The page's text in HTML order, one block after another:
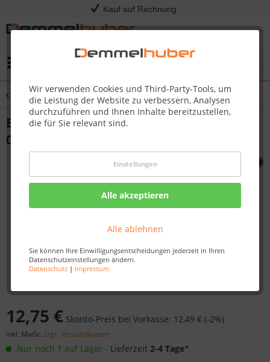
Kauf auf Rechnung
Wir verwenden Cookies und Third-Party-Tools, um
die Leistung der Website zu verbessern, Analysen
durchzuführen und Ihnen Inhalte bereitzustellen,
die für Sie relevant sind.
Einstellungen
Alle akzeptieren
Alle ablehnen
Sie können Ihre Einwilligungsentscheidungen jederzeit in Ihren
Datenschutzeinstellungen ändern.
Datenschutz| Impressum
Übersicht T495
BRACKET SHELF SFTY LOCK ASSY #Z010-
0028
12,75 € Skonto-Preis bei Vorkasse: 12,49 € (-2%)
inkl. MwSt. zzgl. Versandkosten
Nur noch 1 auf Lager - Lieferzeit 2-4 Tage*